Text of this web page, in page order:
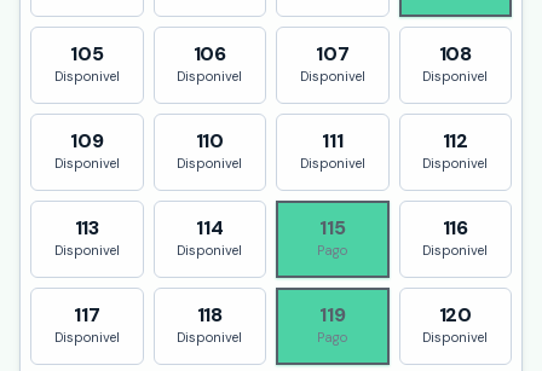
105
Disponivel
106
Disponivel
107
Disponivel
108
Disponivel
109
Disponivel
110
Disponivel
111
Disponivel
112
Disponivel
113
Disponivel
114
Disponivel
115
Pago
116
Disponivel
117
Disponivel
118
Disponivel
119
Pago
120
Disponivel